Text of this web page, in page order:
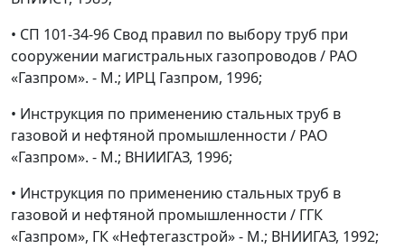
• СП 101-34-96 Свод правил по выбору труб при
сооружении магистральных газопроводов / РАО
«Газпром». - М.; ИРЦ Газпром, 1996;
• Инструкция по применению стальных труб в
газовой и нефтяной промышленности / РАО
«Газпром». - М.; ВНИИГАЗ, 1996;
• Инструкция по применению стальных труб в
газовой и нефтяной промышленности / ГГК
«Газпром», ГК «Нефтегазстрой» - М.; ВНИИГАЗ, 1992;